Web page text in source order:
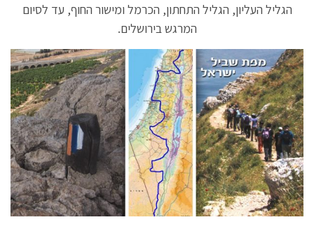
הגליל העליון, הגליל התחתון, הכרמל ומישור החוף, עד לסיום
המרגש בירושלים.